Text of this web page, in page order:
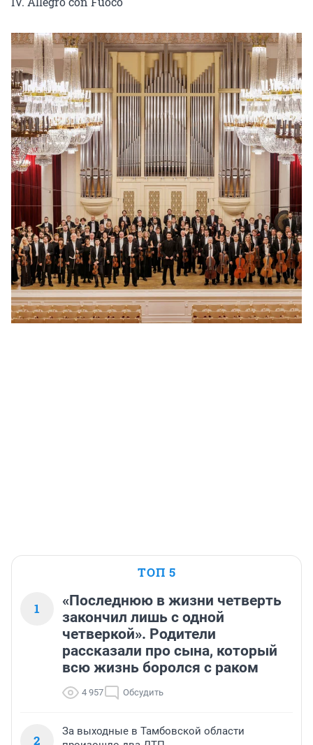
ТОП 5
1
«Последнюю в жизни четверть
закончил лишь с одной
четверкой». Родители
рассказали про сына, который
всю жизнь боролся с раком
4 957 Обсудить
2
За выходные в Тамбовской области